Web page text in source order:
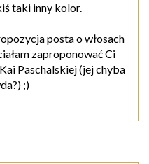
taki inny kolor.
posta o włosach
zaproponować Ci
Paschalskiej (jej chyba
;)